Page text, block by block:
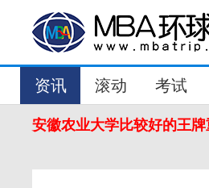
资讯 滚动 考试
安徽农业大学比较好的王